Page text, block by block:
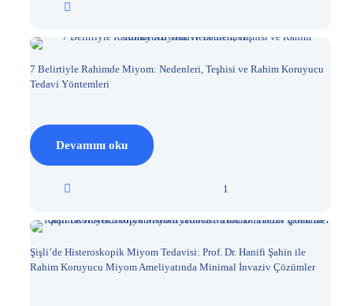
7 Belirtiyle Rahimde Miyom: Nedenleri, Teşhisi ve Rahim Koruyucu
Tedavi Yöntemleri
Devamını oku
1
Şişli’de Histeroskopik Miyom Tedavisi: Prof. Dr. Hanifi Şahin ile
Rahim Koruyucu Miyom Ameliyatında Minimal İnvaziv Çözümler